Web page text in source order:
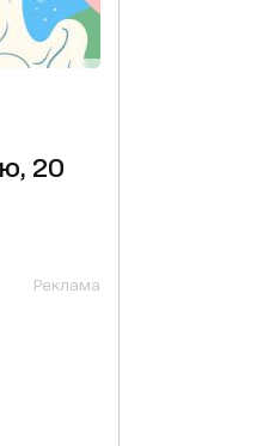
20
Реклама